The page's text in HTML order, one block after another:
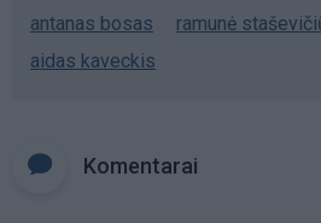
antanas bosas
ramunė
aidas kaveckis
Komentarai